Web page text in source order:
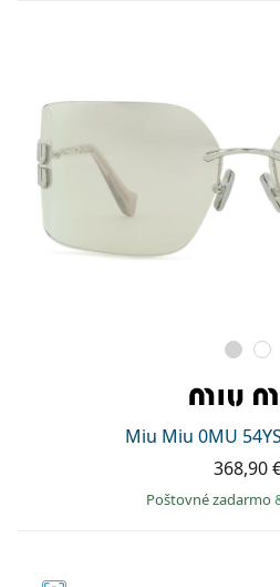
Miu Miu 0MU
368,90
Poštovné zadarmo